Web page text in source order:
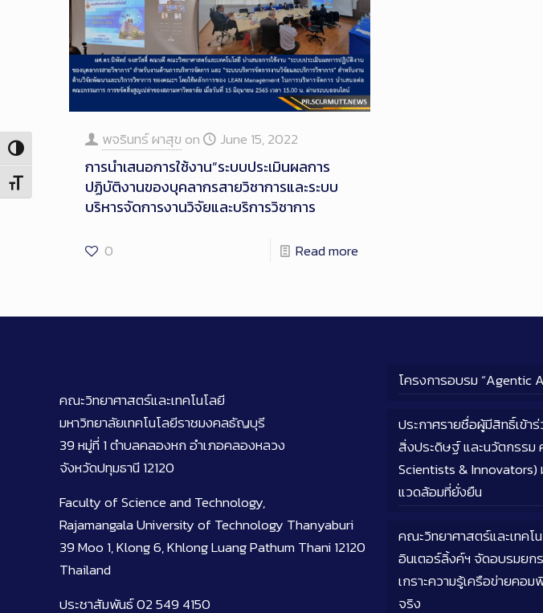
Toggle High Contrast
Toggle Font size
พจรินทร์ ผาสุข on June 15, 2022
การนำเสนอการใช้งาน”ระบบประเมินผลการ
ปฏิบัติงานของบุคลากรสายวิชาการและระบบ
บริหารจัดการงานวิจัยและบริการวิชาการ
0 Read more
คณะวิทยาศาสตร์และเทคโนโลยี
มหาวิทยาลัยเทคโนโลยีราชมงคลธัญบุรี
39 หมู่ที่ 1 ตำบลคลองหก อำเภอคลองหลวง
จังหวัดปทุมธานี 12120
Faculty of Science and Technology,
Rajamangala University of Technology Thanyaburi
39 Moo 1, Klong 6, Khlong Luang Pathum Thani 12120
Thailand
ประชาสัมพันธ์ 02 549 4150
โครงการอบรม “Agentic
ประกาศรายชื่อผู้มีสิทธิ์เข้า
สิ่งประดิษฐ์ และนวัตกรรม
Scientists & Innovators)
แวดล้อมที่ยั่งยืน
คณะวิทยาศาสตร์และเทค
อินเตอร์ลิ้งค์ฯ จัดอบรมยก
เกราะความรู้เครือข่ายคอ
จริง